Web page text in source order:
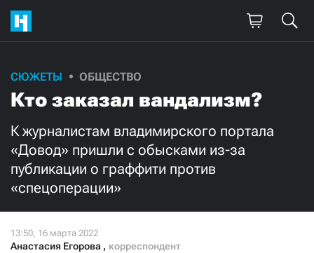
СЮЖЕТЫ ОБЩЕСТВО
Кто заказал вандализм?
К журналистам владимирского портала
«Довод» пришли с обысками из-за
публикации о граффити против
«спецоперации»
Анастасия Егорова , корреспондент
Поддержите
нашу работу!
Ежемесячно Разово
3000 1000
500 300